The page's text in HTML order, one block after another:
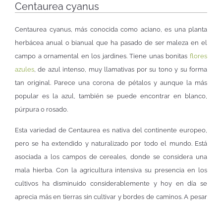
Centaurea cyanus
Centaurea cyanus, más conocida como aciano, es una planta
herbácea anual o bianual que ha pasado de ser maleza en el
campo a ornamental en los jardines. Tiene unas bonitas flores
azules, de azul intenso, muy llamativas por su tono y su forma
tan original. Parece una corona de pétalos y aunque la más
popular es la azul, también se puede encontrar en blanco,
púrpura o rosado.
Esta variedad de Centaurea es nativa del continente europeo,
pero se ha extendido y naturalizado por todo el mundo. Está
asociada a los campos de cereales, donde se considera una
mala hierba. Con la agricultura intensiva su presencia en los
cultivos ha disminuido considerablemente y hoy en día se
aprecia más en tierras sin cultivar y bordes de caminos. A pesar